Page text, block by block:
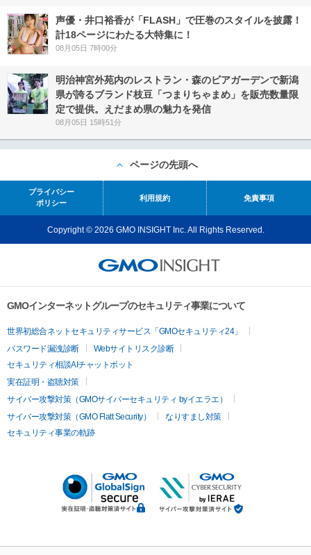
声優・井口裕香が「FLASH」で圧巻のスタイルを披露！
計18ページにわたる大特集に！
08月05日 7時00分
明治神宮外苑内のレストラン・森のビアガーデンで新潟
県が誇るブランド枝豆「つまりちゃまめ」を販売数量限
定で提供。えだまめ県の魅力を発信
08月05日 15時51分
ページの先頭へ
プライバシー
ポリシー
利用規約 免責事項
Copyright © 2026 GMO INSIGHT Inc. All Rights Reserved.
GMOインターネットグループのセキュリティ事業について
世界初総合ネットセキュリティサービス「GMOセキュリティ24」
パスワード漏洩診断
Webサイトリスク診断
セキュリティ相談AIチャットボット
実在証明・盗聴対策
サイバー攻撃対策（GMOサイバーセキュリティ byイエラエ）
サイバー攻撃対策（GMO Flatt Security）
なりすまし対策
セキュリティ事業の軌跡